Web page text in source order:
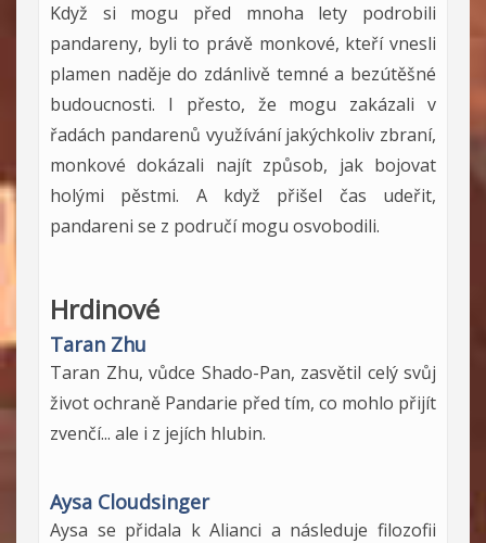
Když si mogu před mnoha lety podrobili
pandareny, byli to právě monkové, kteří vnesli
plamen naděje do zdánlivě temné a bezútěšné
budoucnosti. I přesto, že mogu zakázali v
řadách pandarenů využívání jakýchkoliv zbraní,
monkové dokázali najít způsob, jak bojovat
holými pěstmi. A když přišel čas udeřit,
pandareni se z područí mogu osvobodili.
Hrdinové
Taran Zhu
Taran Zhu, vůdce Shado-Pan, zasvětil celý svůj
život ochraně Pandarie před tím, co mohlo přijít
zvenčí... ale i z jejích hlubin.
Aysa Cloudsinger
Aysa se přidala k Alianci a následuje filozofii